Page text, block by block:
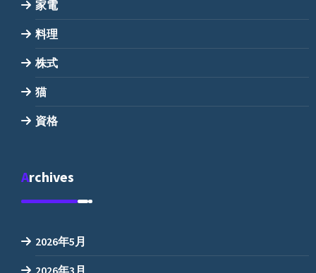
家電
料理
株式
猫
資格
Archives
2026年5月